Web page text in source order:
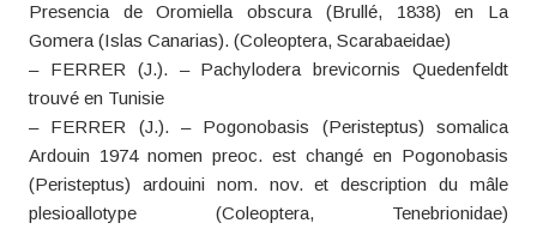
Presencia de Oromiella obscura (Brullé, 1838) en La
Gomera (Islas Canarias). (Coleoptera, Scarabaeidae)
– FERRER (J.). – Pachylodera brevicornis Quedenfeldt
trouvé en Tunisie
– FERRER (J.). – Pogonobasis (Peristeptus) somalica
Ardouin 1974 nomen preoc. est changé en Pogonobasis
(Peristeptus) ardouini nom. nov. et description du mâle
plesioallotype (Coleoptera, Tenebrionidae)